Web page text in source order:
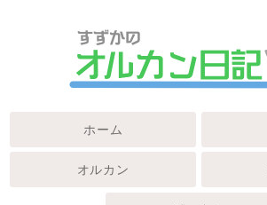
ホーム
オルカン